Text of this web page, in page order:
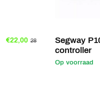
€22,00 28
Segway
controller
Op voorraad